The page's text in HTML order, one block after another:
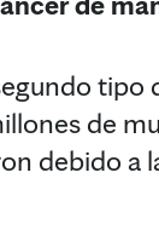
tipo
de
debido a